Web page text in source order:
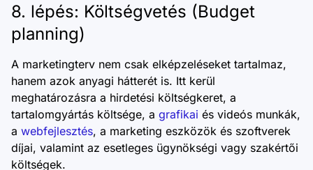
8. lépés: Költségvetés (Budget
planning)
A marketingterv nem csak elképzeléseket tartalmaz,
hanem azok anyagi hátterét is. Itt kerül
meghatározásra a hirdetési költségkeret, a
tartalomgyártás költsége, a grafikai és videós munkák,
a webfejlesztés, a marketing eszközök és szoftverek
díjai, valamint az esetleges ügynökségi vagy szakértői
költségek.